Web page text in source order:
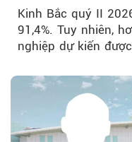
Kinh Bắc quý II
91,4%. Tuy nhiên,
nghiệp dự kiến